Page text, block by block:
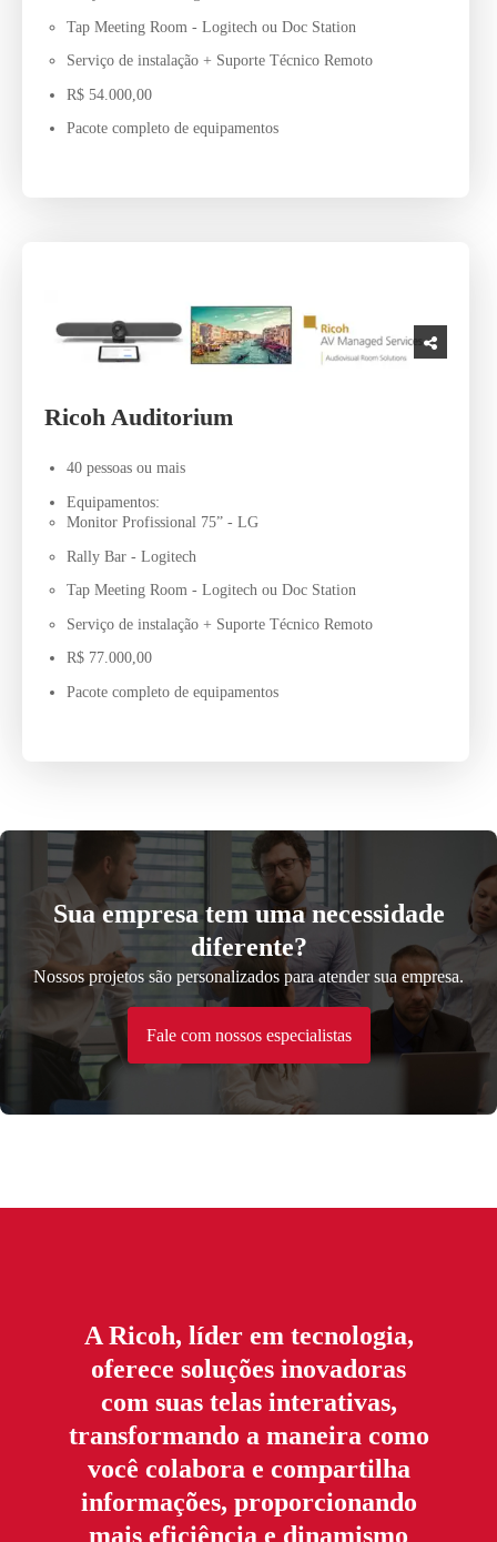
Tap Meeting Room - Logitech ou Doc Station
Serviço de instalação + Suporte Técnico Remoto
R$ 54.000,00
Pacote completo de equipamentos
Ricoh Auditorium
40 pessoas ou mais
Equipamentos:
Monitor Profissional 75” - LG
Rally Bar - Logitech
Tap Meeting Room - Logitech ou Doc Station
Serviço de instalação + Suporte Técnico Remoto
R$ 77.000,00
Pacote completo de equipamentos
Sua empresa tem uma necessidade
diferente?
Nossos projetos são personalizados para atender sua empresa.
Fale com nossos especialistas
A Ricoh, líder em tecnologia,
oferece soluções inovadoras
com suas telas interativas,
transformando a maneira como
você colabora e compartilha
informações, proporcionando
mais eficiência e dinamismo